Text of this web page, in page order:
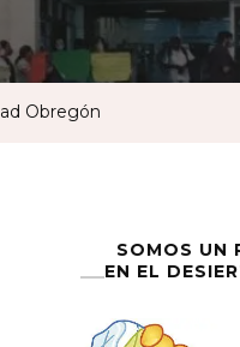
Obregón
SOMOS UN
EN EL